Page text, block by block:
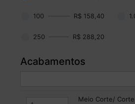
100 R$ 158,40
250 R$ 288,20
Acabamentos
Meio Corte/